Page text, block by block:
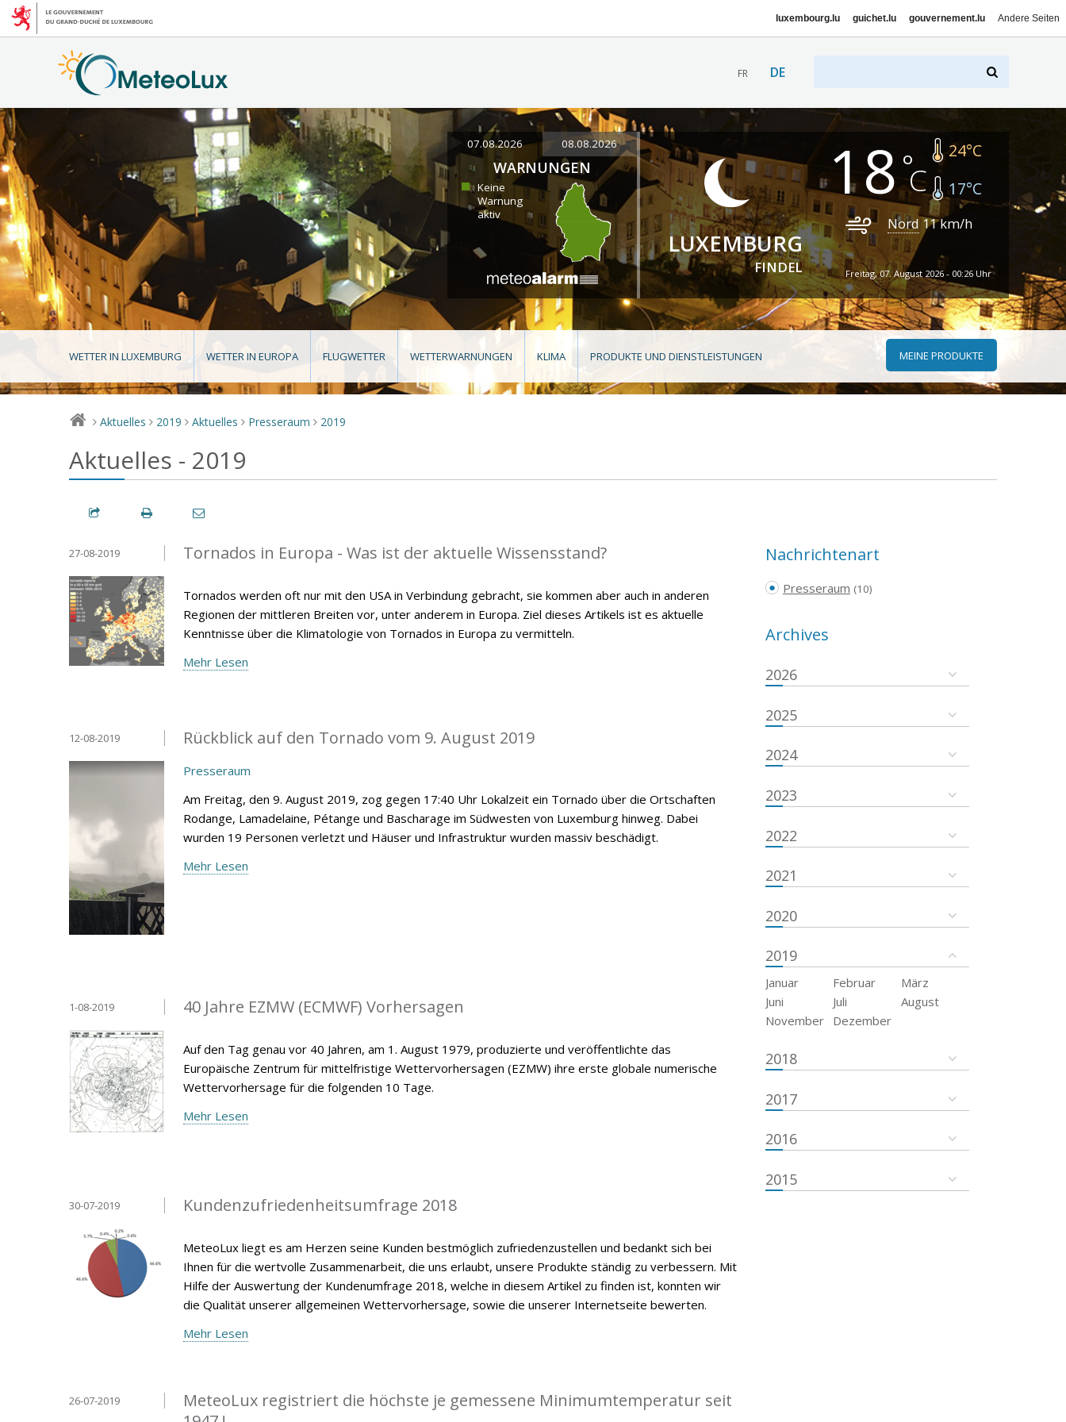
luxembourg.lu guichet.lu gouvernement.lu Andere Seiten
FR DE
07.08.2026 08.08.2026
WARNUNGEN
Keine
Warnung
aktiv
LUXEMBURG
FINDEL
18 24°C
17°C
Nord 11km/h
Freitag, 07. August 2026 - 00:26 Uhr
WETTER IN LUXEMBURG WETTER IN EUROPA FLUGWETTER WETTERWARNUNGEN KLIMA PRODUKTE UND DIENSTLEISTUNGEN MEINE PRODUKTE
> Aktuelles > 2019 > Aktuelles > Presseraum > 2019
Aktuelles - 2019
Tornados in Europa - Was ist der aktuelle Wissensstand?
27-08-2019
Tornados werden oft nur mit den USA in Verbindung gebracht, sie kommen aber auch in anderen
Regionen der mittleren Breiten vor, unter anderem in Europa. Ziel dieses Artikels ist es aktuelle
Kenntnisse über die Klimatologie von Tornados in Europa zu vermitteln.
Mehr Lesen
Rückblick auf den Tornado vom 9. August 2019
12-08-2019
Presseraum
Am Freitag, den 9. August 2019, zog gegen 17:40 Uhr Lokalzeit ein Tornado über die Ortschaften
Rodange, Lamadelaine, Pétange und Bascharage im Südwesten von Luxemburg hinweg. Dabei
wurden 19 Personen verletzt und Häuser und Infrastruktur wurden massiv beschädigt.
Mehr Lesen
40 Jahre EZMW (ECMWF) Vorhersagen
1-08-2019
Auf den Tag genau vor 40 Jahren, am 1. August 1979, produzierte und veröffentlichte das
Europäische Zentrum für mittelfristige Wettervorhersagen (EZMW) ihre erste globale numerische
Wettervorhersage für die folgenden 10 Tage.
Mehr Lesen
Kundenzufriedenheitsumfrage 2018
30-07-2019
MeteoLux liegt es am Herzen seine Kunden bestmöglich zufriedenzustellen und bedankt sich bei
Ihnen für die wertvolle Zusammenarbeit, die uns erlaubt, unsere Produkte ständig zu verbessern. Mit
Hilfe der Auswertung der Kundenumfrage 2018, welche in diesem Artikel zu finden ist, konnten wir
die Qualität unserer allgemeinen Wettervorhersage, sowie die unserer Internetseite bewerten.
Mehr Lesen
MeteoLux registriert die höchste je gemessene Minimumtemperatur seit
26-07-2019
Nachrichtenart
Presseraum (10)
Archives
2026
2025
2024
2023
2022
2021
2020
2019
Januar Februar
März
Juni
Juli
August
November
Dezember
2018
2017
2016
2015